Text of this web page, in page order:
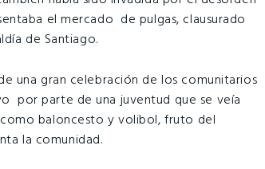
el mercado de pulgas, clausurado
de Santiago.
una gran celebración de los comunitarios
por parte de una juventud que se veía
baloncesto y volibol, fruto del
la comunidad.